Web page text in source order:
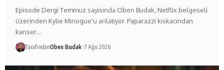
Episode Dergi Temmuz sayısında Oben Budak, Netflix belgeseli
üzerinden Kylie Minogue'u anlatıyor. Paparazzi kıskacından
kanser…
TarafındanOben Budak 7 Ağu 2026